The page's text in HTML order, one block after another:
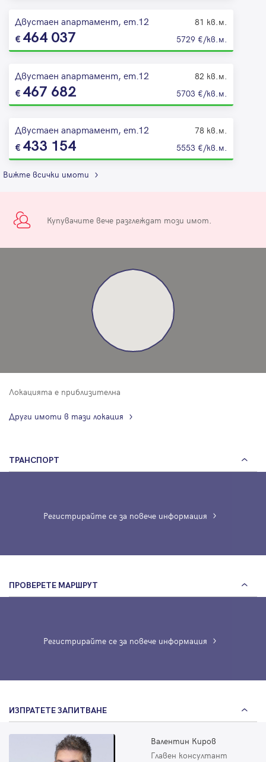
Двустаен апартамент, ет.12 81 кв.м.
464 037 5729 €/кв.м.
Двустаен апартамент, ет.12 82 кв.м.
467 682 5703 €/кв.м.
Двустаен апартамент, ет.12 78 кв.м.
433 154 5553 €/кв.м.
Вижте всички имоти
Купувачите вече разглеждат този имот.
Локацията е приблизителна
Други имоти в тази локация
ТРАНСПОРТ
Регистрирайте се за повече информация
ПРОВЕРЕТЕ МАРШРУТ
Регистрирайте се за повече информация
ИЗПРАТЕТЕ ЗАПИТВАНЕ
Валентин Киров
Главен консултант